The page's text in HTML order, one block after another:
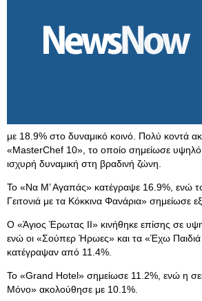
με 18.9% στο δυναμικό κοινό. Πολύ κοντά
«MasterChef 10», το οποίο σημείωσε υψηλό
ισχυρή δυναμική στη βραδινή ζώνη.
Το «Να Μ’ Αγαπάς» κατέγραψε 16.9%, ενώ
Γειτονιά με τα Κόκκινα Φανάρια» σημείωσε
Ο «Άγιος Έρωτας II» κινήθηκε επίσης σε
ενώ οι «Σούπερ Ήρωες» και τα «Έχω
κατέγραψαν από 11.4%.
Το «Grand Hotel» σημείωσε 11.2%, ενώ η
Μόνο» ακολούθησε με 10.1%.